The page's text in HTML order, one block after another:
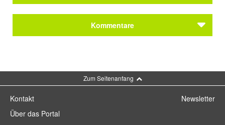
Themen
Literarischer Wiesnbummel
Kommentare
Zum Seitenanfang
Kontakt
Über das Portal
Newsletter